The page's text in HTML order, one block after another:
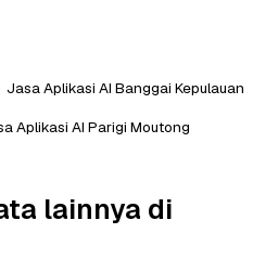
Jasa Aplikasi AI Banggai Kepulauan
Aplikasi AI Parigi Moutong
lainnya di